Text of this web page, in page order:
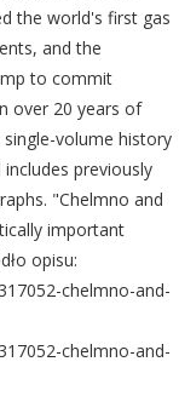
the world's first gas
and the
to commit
over 20 years of
volume history
previously
"Chelmno and
important
opisu:
chelmno-and-
chelmno-and-